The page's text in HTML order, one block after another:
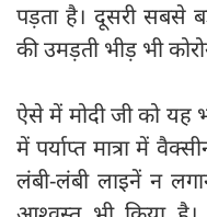
पड़ता है। दूसरी सबसे
की उमड़ती भीड़ भी
ऐसे में मोदी जी को यह
में पर्याप्त मात्रा में
लंबी-लंबी लाइनें न